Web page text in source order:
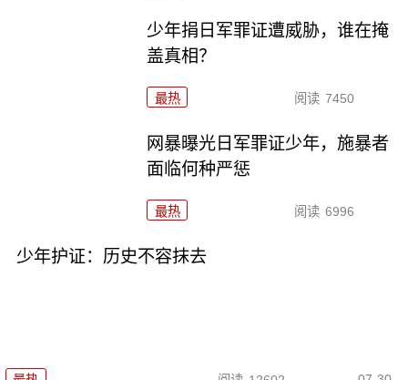
少年捐日军罪证遭威胁，谁在掩
盖真相？
最热 阅读 7450
网暴曝光日军罪证少年，施暴者
面临何种严惩
最热 阅读 6996
少年护证：历史不容抹去